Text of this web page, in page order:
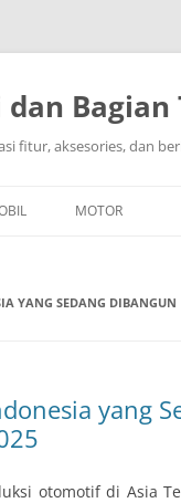
fitur, aksesories, dan
MOTOR
YANG SEDANG DIBANGUN
yang
otomotif di Asia